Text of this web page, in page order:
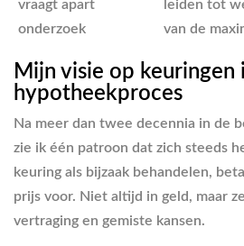
vraagt apart
onderzoek
leiden tot
van de
Mijn visie op keuringen
hypotheekproces
Na meer dan twee decennia in de
zie ik één patroon dat zich steeds
keuring als bijzaak behandelen,
prijs voor. Niet altijd in geld, maar
vertraging en gemiste kansen.